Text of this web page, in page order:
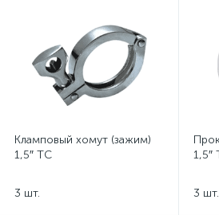
Кламповый хомут (зажим)
1,5″ TC
3 шт.
1,5″
3 шт.